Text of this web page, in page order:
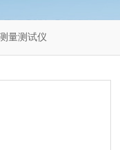
量测试仪